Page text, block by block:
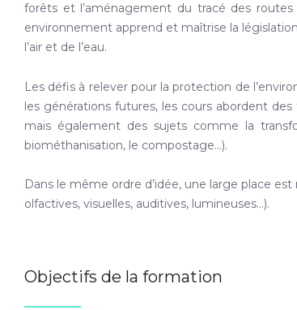
forêts et l’aménagement du tracé des
environnement apprend et maîtrise la
l’air et de l’eau.
Les défis à relever pour la protection de
les générations futures, les cours abordent
mais également des sujets comme la
biométhanisation, le compostage…).
Dans le même ordre d’idée, une large place
olfactives, visuelles, auditives, lumineuses…).
Objectifs de la formation